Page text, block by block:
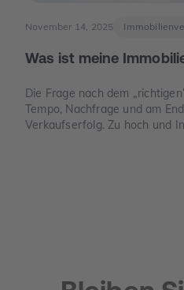
November 14, 2025
Was ist meine
Die Frage nach dem
Tempo, Nachfrage und am
Verkaufserfolg. Zu hoch und